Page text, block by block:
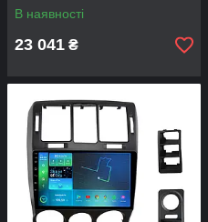
В наявності
23 041 ₴